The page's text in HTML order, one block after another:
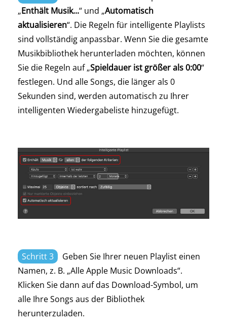
„Enthält Musik...“ und „Automatisch
aktualisieren“. Die Regeln für intelligente Playlists
sind vollständig anpassbar. Wenn Sie die gesamte
Musikbibliothek herunterladen möchten, können
Sie die Regeln auf „Spieldauer ist größer als 0:00“
festlegen. Und alle Songs, die länger als 0
Sekunden sind, werden automatisch zu Ihrer
intelligenten Wiedergabeliste hinzugefügt.
Schritt 3
Geben Sie Ihrer neuen Playlist einen
Namen, z. B. „Alle Apple Music Downloads“.
Klicken Sie dann auf das Download-Symbol, um
alle Ihre Songs aus der Bibliothek
herunterzuladen.